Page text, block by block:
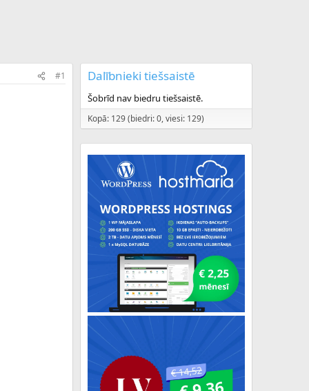
#1 Dalībnieki tiešsaistē
Šobrīd nav biedru tiešsaistē.
Kopā: 129 (biedri: 0, viesi: 129)